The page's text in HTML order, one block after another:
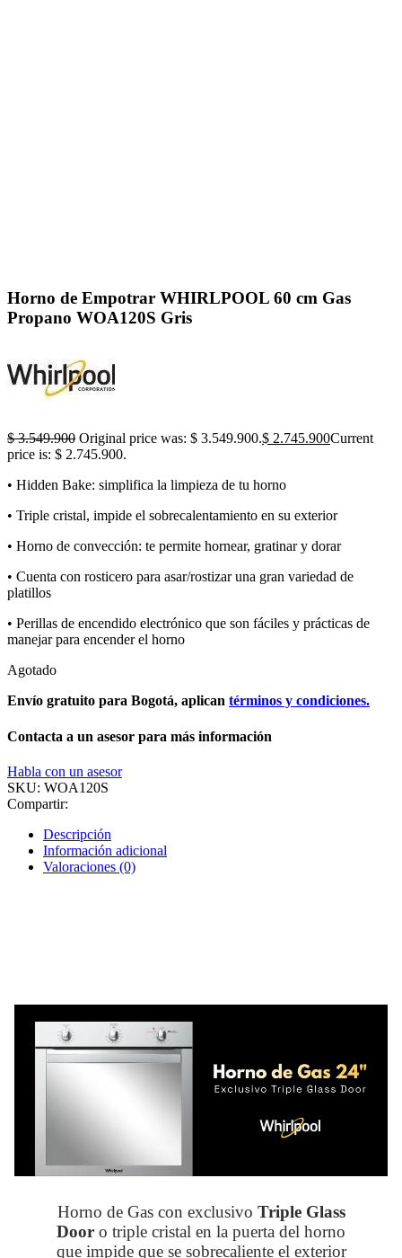
Horno de Empotrar WHIRLPOOL 60 cm Gas
Propano WOA120S Gris
$3.549.900 Original price was: $ 3.549.900.$ 2.745.900Current
price is: $ 2.745.900.
• Hidden Bake: simplifica la limpieza de tu horno
• Triple cristal, impide el sobrecalentamiento en su exterior
• Horno de convección: te permite hornear, gratinar y dorar
• Cuenta con rosticero para asar/rostizar una gran variedad de
platillos
• Perillas de encendido electrónico que son fáciles y prácticas de
manejar para encender el horno
Agotado
Envío gratuito para Bogotá, aplican términos y condiciones.
Contacta a un asesor para más información
Habla con un asesor
SKU: WOA120S
Compartir:
Descripción
Información adicional
Valoraciones (0)